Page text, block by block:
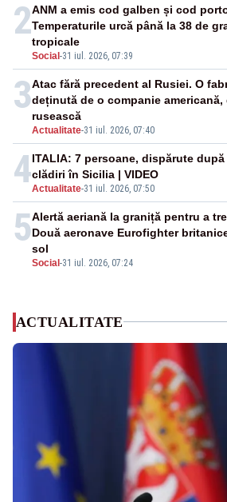
2
Social-31 iul. 2026, 07:39
ANM a emis cod galben și cod
Temperaturile urcă până la 38 de
tropicale
3
Actualitate-31 iul. 2026, 07:40
Atac fără precedent al Rusiei. O
deținută de o companie
rusească
4Actualitate-31 iul. 2026, 07:50
ITALIA: 7 persoane, dispărute
clădiri în Sicilia | VIDEO
5
Social-31 iul. 2026, 07:24
Alertă aeriană la graniță pentru a
Două aeronave Eurofighter
sol
ACTUALITATE